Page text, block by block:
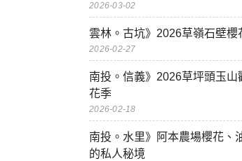
2026-03-02
雲林。古坑》2026草嶺石壁櫻
2026-02-27
南投。信義》2026草坪頭玉山
花季
2026-02-18
南投。水里》阿本農場櫻花、
的私人秘境